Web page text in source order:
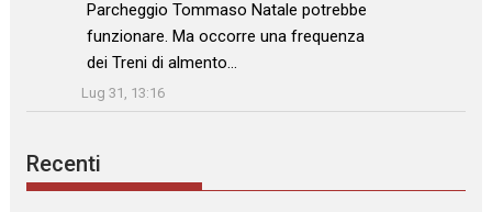
Parcheggio Tommaso Natale potrebbe
funzionare. Ma occorre una frequenza
dei Treni di almento…
”
Lug 31, 13:16
Recenti